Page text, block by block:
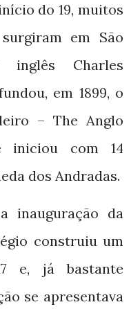
do19, muitos
em São
inglês Charles
em 1899, o
– The Anglo
iniciou com 14
dos Andradas.
inauguração da
construiu um
e, já bastante
se apresentava